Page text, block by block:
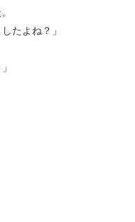
たよね？」